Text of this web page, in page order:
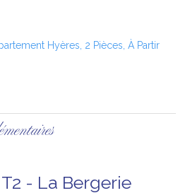
Hyères, 2 Pièces, À Partir
- La Bergerie